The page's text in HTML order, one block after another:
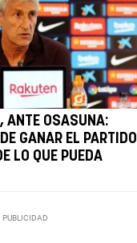
ANTE OSASUNA:
GANAR EL PARTIDO
LO QUE PUEDA